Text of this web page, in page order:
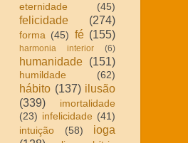
eternidade
(45)
felicidade (274)
forma (45) fé (155)
harmonia interior (6)
humanidade (151)
humildade (62)
hábito (137) ilusão
(339)
imortalidade
(23) infelicidade (41)
intuição
(58)
ioga